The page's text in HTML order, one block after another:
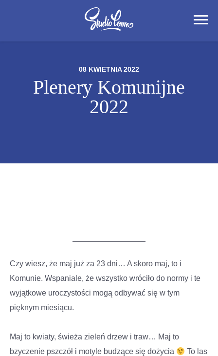
08 KWIETNIA 2022
Plenery Komunijne
2022
Czy wiesz, że maj już za 23 dni… A skoro maj, to i
Komunie. Wspaniale, że wszystko wróciło do normy i te
wyjątkowe uroczystości mogą odbywać się w tym
pięknym miesiącu.
Maj to kwiaty, świeża zieleń drzew i traw… Maj to
bzyczenie pszczół i motyle budzące się dożycia
To las